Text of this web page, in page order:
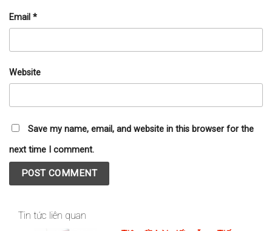
Email *
Website
Save my name, email, and website in this browser for the
next time I comment.
Tin tức liên quan